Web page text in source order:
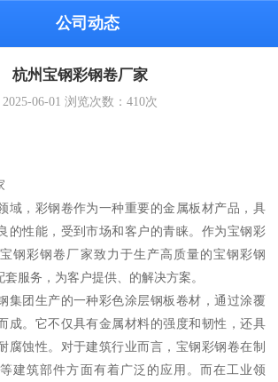
公司动态
杭州宝钢彩钢卷厂家
2025-06-01 浏览次数： 410次
域，彩钢卷作为一种重要的金属板材产品，具
的性能，受到市场和客户的青睐。作为宝钢彩
钢彩钢卷厂家致力于生产高质量的宝钢彩钢
服务，为客户提供、的解决方案。
集团生产的一种彩色涂层钢板卷材，通过涂覆
成。它不仅具有金属材料的强度和韧性，还具
腐蚀性。对于建筑行业而言，宝钢彩钢卷在制
建筑部件方面有着广泛的应用。而在工业领